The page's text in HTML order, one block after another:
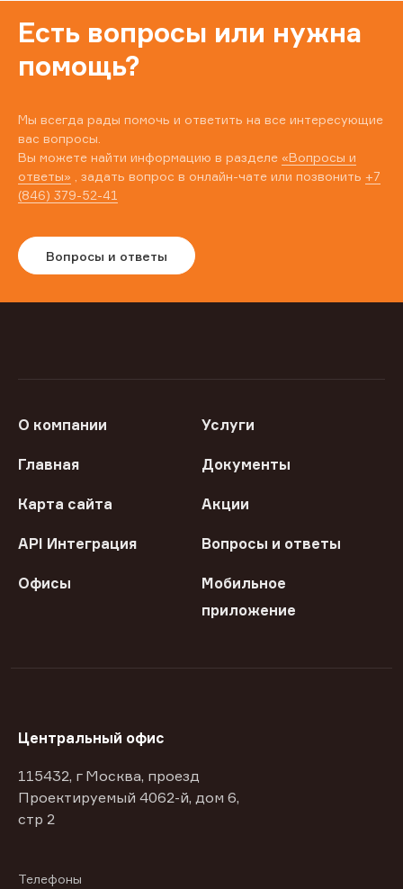
Есть вопросы или нужна
помощь?
Мы всегда рады помочь и ответить на все интересующие
вас вопросы.
Вы можете найти информацию в разделе «Вопросы и
ответы» , задать вопрос в онлайн-чате или позвонить +7
(846) 379-52-41
Вопросы и ответы
О компании Услуги
Главная Документы
Карта сайта Акции
API Интеграция Вопросы и ответы
Офисы
Мобильное
приложение
Центральный офис
115432, г Москва, проезд
Проектируемый 4062-й, дом 6,
стр 2
Телефоны